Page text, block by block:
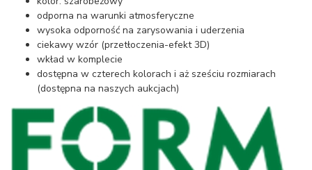
odporna na warunki atmosferyczne
wysoka odporność na zarysowania i uderzenia
ciekawy wzór (przetłoczenia-efekt 3D)
wkład w komplecie
dostępna w czterech kolorach i aż sześciu rozmiarach
(dostępna na naszych aukcjach)